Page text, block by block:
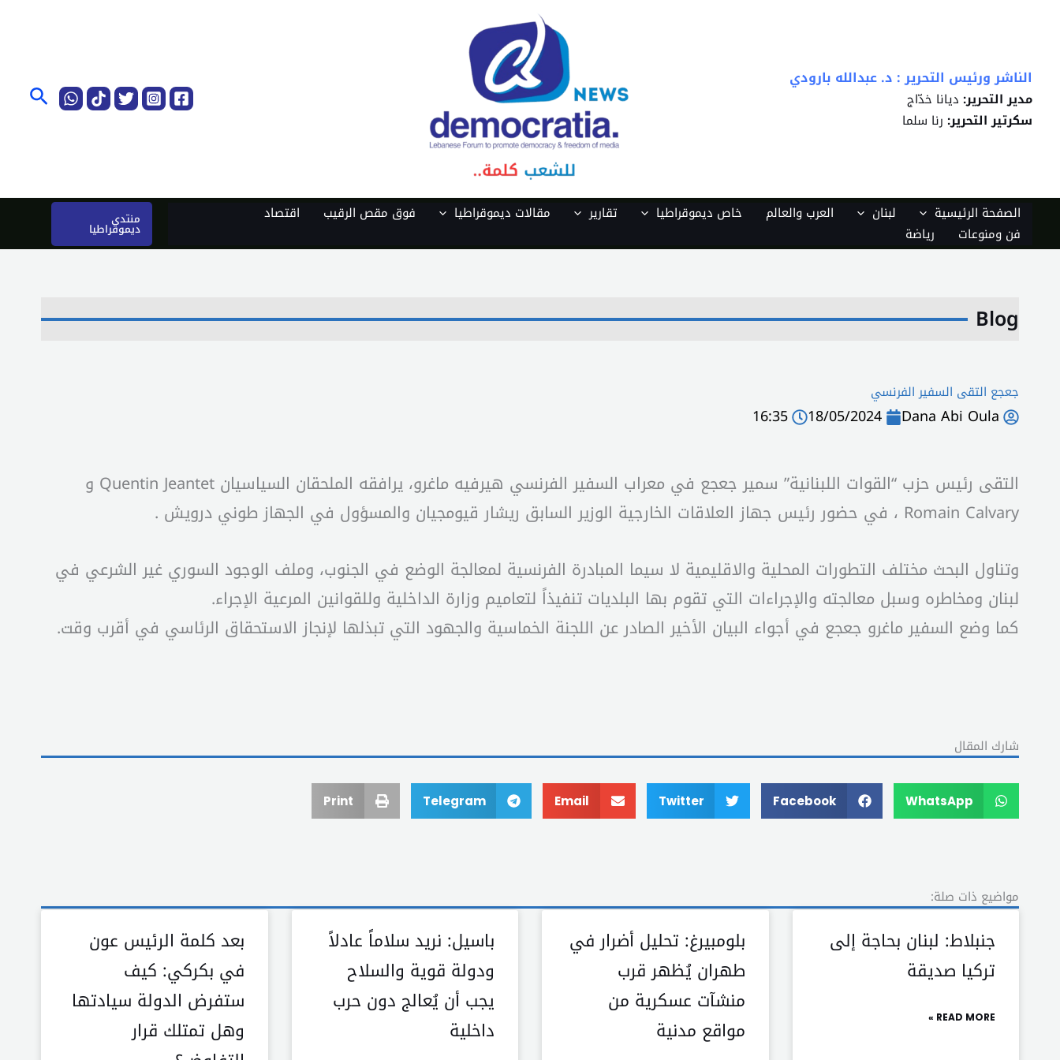
الناشر ورئيس التحرير : د. عبدالله بارودي
مدير التحرير: ديانا خدّاج
سكرتير التحرير: رنا سلما
الصفحة الرئيسية لبنان العرب والعالم خاص ديموقراطيا تقارير مقالات ديموقراطيا فوق مقص الرقيب
اقتصاد
فن ومنوعات
رياضة
منتدى
ديموقراطيا
Blog
جعجع التقى السفير الفرنسي
Dana Abi Oula
18/05/2024
16:35
التقى رئيس حزب “القوات اللبنانية” سمير جعجع في معراب السفير الفرنسي هيرفيه ماغرو، يرافقه الملحقان السياسيان Quentin Jeantet و
Romain Calvary ، في حضور رئيس جهاز العلاقات الخارجية الوزير السابق ريشار قيومجيان والمسؤول في الجهاز طوني درويش .
وتناول البحث مختلف التطورات المحلية والاقليمية لا سيما المبادرة الفرنسية لمعالجة الوضع في الجنوب، وملف الوجود السوري غير الشرعي في
لبنان ومخاطره وسبل معالجته والإجراءات التي تقوم بها البلديات تنفيذاً لتعاميم وزارة الداخلية وللقوانين المرعية الإجراء.
كما وضع السفير ماغرو جعجع في أجواء البيان الأخير الصادر عن اللجنة الخماسية والجهود التي تبذلها لإنجاز الاستحقاق الرئاسي في أقرب وقت.
شارك المقال
WhatsApp
Facebook
Twitter
Email
Telegram
Print
مواضيع ذات صلة:
جنبلاط: لبنان بحاجة إلى
تركيا صديقة
READ MORE »
بلومبيرغ: تحليل أضرار في
طهران يُظهر قرب
منشآت عسكرية من
مواقع مدنية
باسيل: نريد سلاماً عادلاً
ودولة قوية والسلاح
يجب أن يُعالج دون حرب
داخلية
بعد كلمة الرئيس عون
في بكركي: كيف
ستفرض الدولة سيادتها
وهل تمتلك قرار